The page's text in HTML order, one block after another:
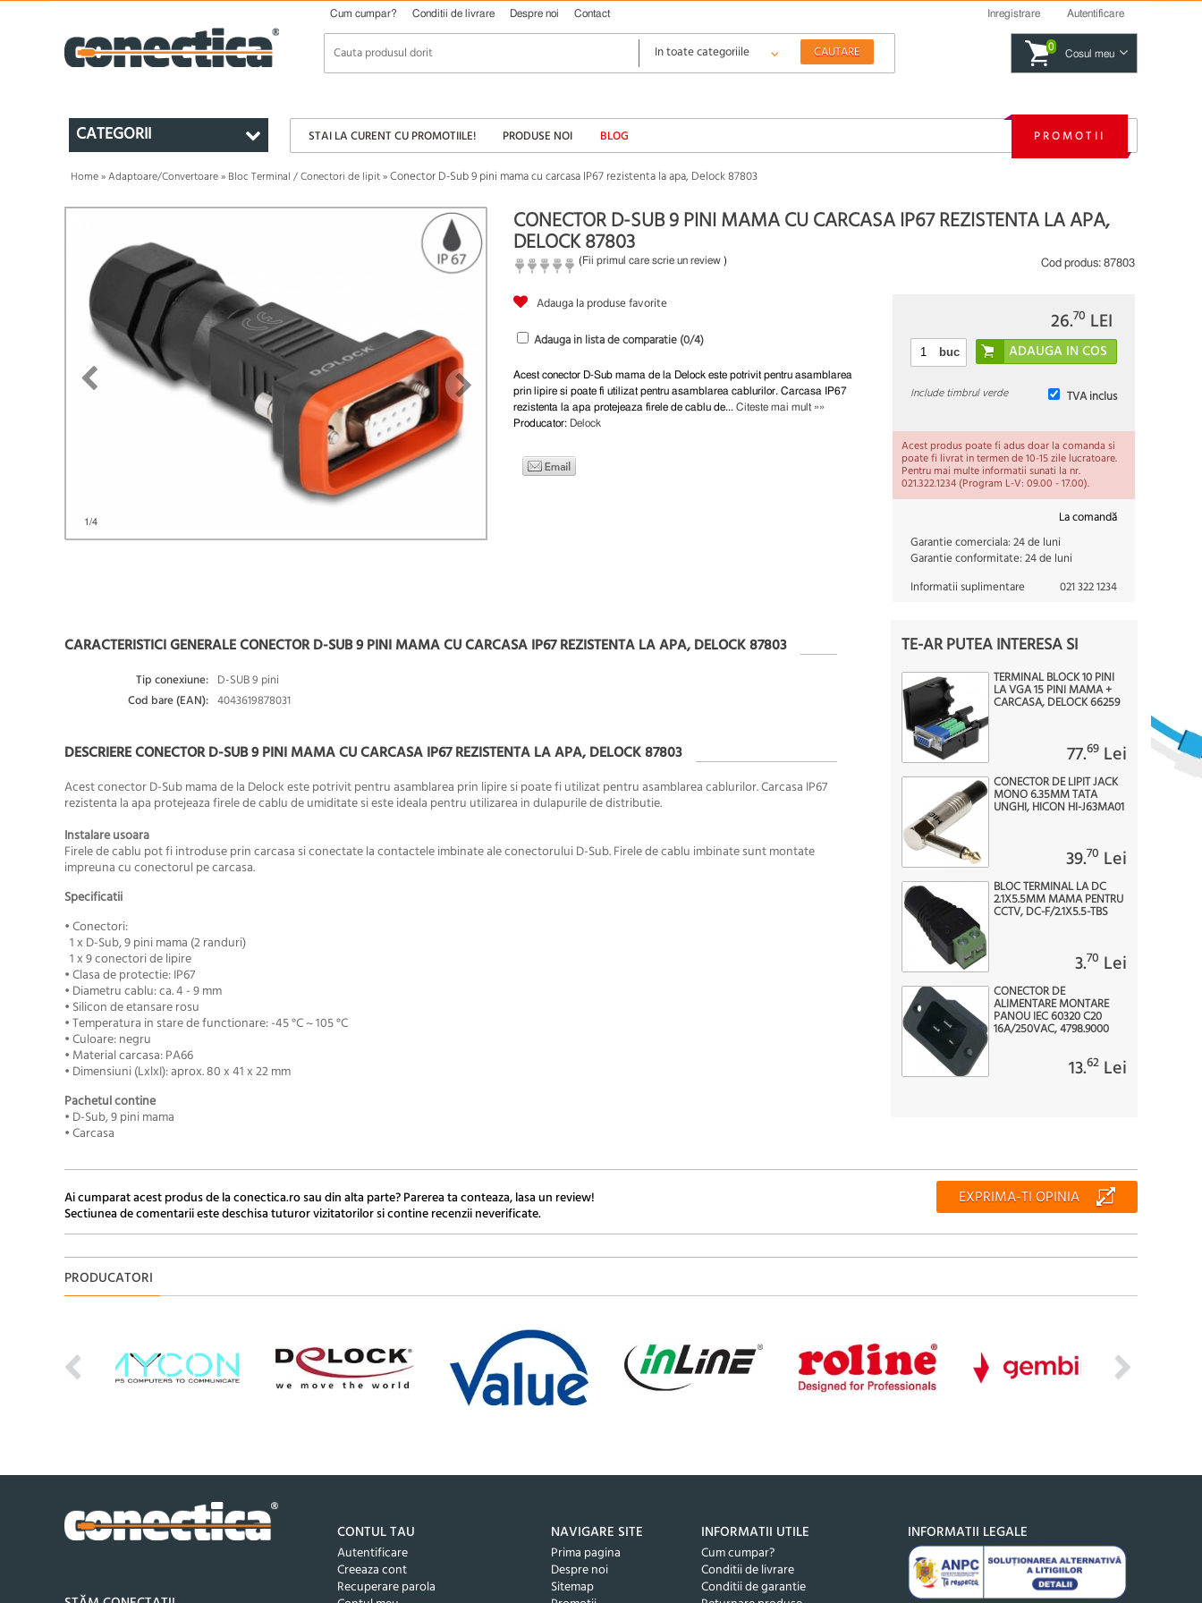
Cum cumpar? Conditii de livrare Despre noi Contact Inregistrare Autentificare
0
Cosul meu
CATEGORII STAI LA CURENT CU PROMOTIILE! PRODUSE NOI BLOG PROMOTII
Home»Adaptoare/Convertoare» Bloc Terminal / Conectori de lipit»Conector D-Sub 9 pini mama cu carcasa IP67 rezistenta la apa, Delock 87803
1/4
CONECTOR D-SUB 9 PINI MAMA CU CARCASA IP67 REZISTENTA LA APA,
DELOCK 87803
(Fii primul care scrie un review ) Cod produs: 87803
Adauga la produse favorite
Adauga in lista de comparatie (0/4)
Acest conector D-Sub mama de la Delock este potrivit pentru asamblarea
prin lipire si poate fi utilizat pentru asamblarea cablurilor. Carcasa IP67
rezistenta la apa protejeaza firele de cablu de... Citeste mai mult »»
Producator: Delock
26.70 LEI
buc
TVA inclus
Include timbrul verde
Acest produs poate fi adus doar la comanda si
poate fi livrat in termen de 10-15 zile lucratoare.
Pentru mai multe informatii sunati la nr.
021.322.1234 (Program L-V: 09.00 - 17.00).
La comandă
Garantie comerciala:24 de luni
Garantie conformitate:24 de luni
Informatii suplimentare
021 322 1234
CARACTERISTICI GENERALE CONECTOR D-SUB 9 PINI MAMA CU CARCASA IP67 REZISTENTA LA APA, DELOCK 87803
Tip conexiune: D-SUB 9 pini
Cod bare (EAN): 4043619878031
DESCRIERE CONECTOR D-SUB 9 PINI MAMA CU CARCASA IP67 REZISTENTA LA APA, DELOCK 87803
Acest conector D-Sub mama de la Delock este potrivit pentru asamblarea prin lipire si poate fi utilizat pentru asamblarea cablurilor. Carcasa IP67
rezistenta la apa protejeaza firele de cablu de umiditate si este ideala pentru utilizarea in dulapurile de distributie.
Instalare usoara
Firele de cablu pot fi introduse prin carcasa si conectate la contactele imbinate ale conectorului D-Sub. Firele de cablu imbinate sunt montate
impreuna cu conectorul pe carcasa.
Specificatii
• Conectori:
1 x D-Sub, 9 pini mama (2 randuri)
1 x 9 conectori de lipire
• Clasa de protectie: IP67
• Diametru cablu:ca. 4 - 9 mm
• Silicon de etansare rosu
• Temperatura in stare de functionare: -45 °C ~ 105 °C
• Culoare: negru
• Material carcasa: PA66
• Dimensiuni (LxlxI): aprox.80 x 41 x 22 mm
Pachetul contine
• D-Sub, 9 pini mama
• Carcasa
TE-AR PUTEA INTERESA SI
TERMINAL BLOCK 10 PINI
LA VGA 15 PINI MAMA +
CARCASA, DELOCK 66259
77.69 Lei
CONECTOR DE LIPIT JACK
MONO 6.35MM TATA
UNGHI, HICON HI-J63MA01
39.70 Lei
BLOC TERMINAL LA DC
2.1X5.5MM MAMA PENTRU
CCTV, DC-F/2.1X5.5-TBS
3.70 Lei
CONECTOR DE
ALIMENTARE MONTARE
PANOU IEC 60320 C20
16A/250VAC, 4798.9000
13.62 Lei
Ai cumparat acest produs de la conectica.ro sau din alta parte? Parerea ta conteaza, lasa un review!
Sectiunea de comentarii este deschisa tuturor vizitatorilor si contine recenzii neverificate.
EXPRIMA-TI OPINIA
PRODUCATORI
CONTUL TAU
Autentificare
Creeaza cont
Recuperare parola
NAVIGARE SITE
Prima pagina
Despre noi
Sitemap
INFORMATII UTILE
Cum cumpar?
Conditii de livrare
Conditii de garantie
INFORMATII LEGALE